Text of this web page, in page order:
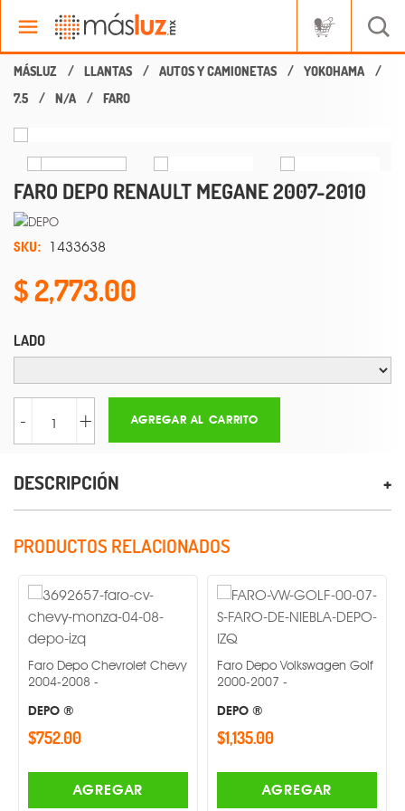
LLANTAS AUTOS Y CAMIONETAS
YOKOHAMA
7.5
N/A FARO
FARO DEPO RENAULT MEGANE 2007-2010
SKU: 1433638
2,773.00
LADO
- + AGREGAR AL CARRITO
DESCRIPCIÓN
PRODUCTOS RELACIONADOS
Depo Chevrolet Chevy
2008 -
®
AGREGAR
Faro Depo Volkswagen Golf
2000-2007 -
DEPO ®
$1,135.00
AGREGAR